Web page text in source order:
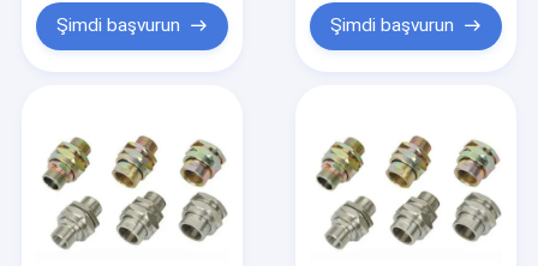
Şimdi başvurun Şimdi başvurun